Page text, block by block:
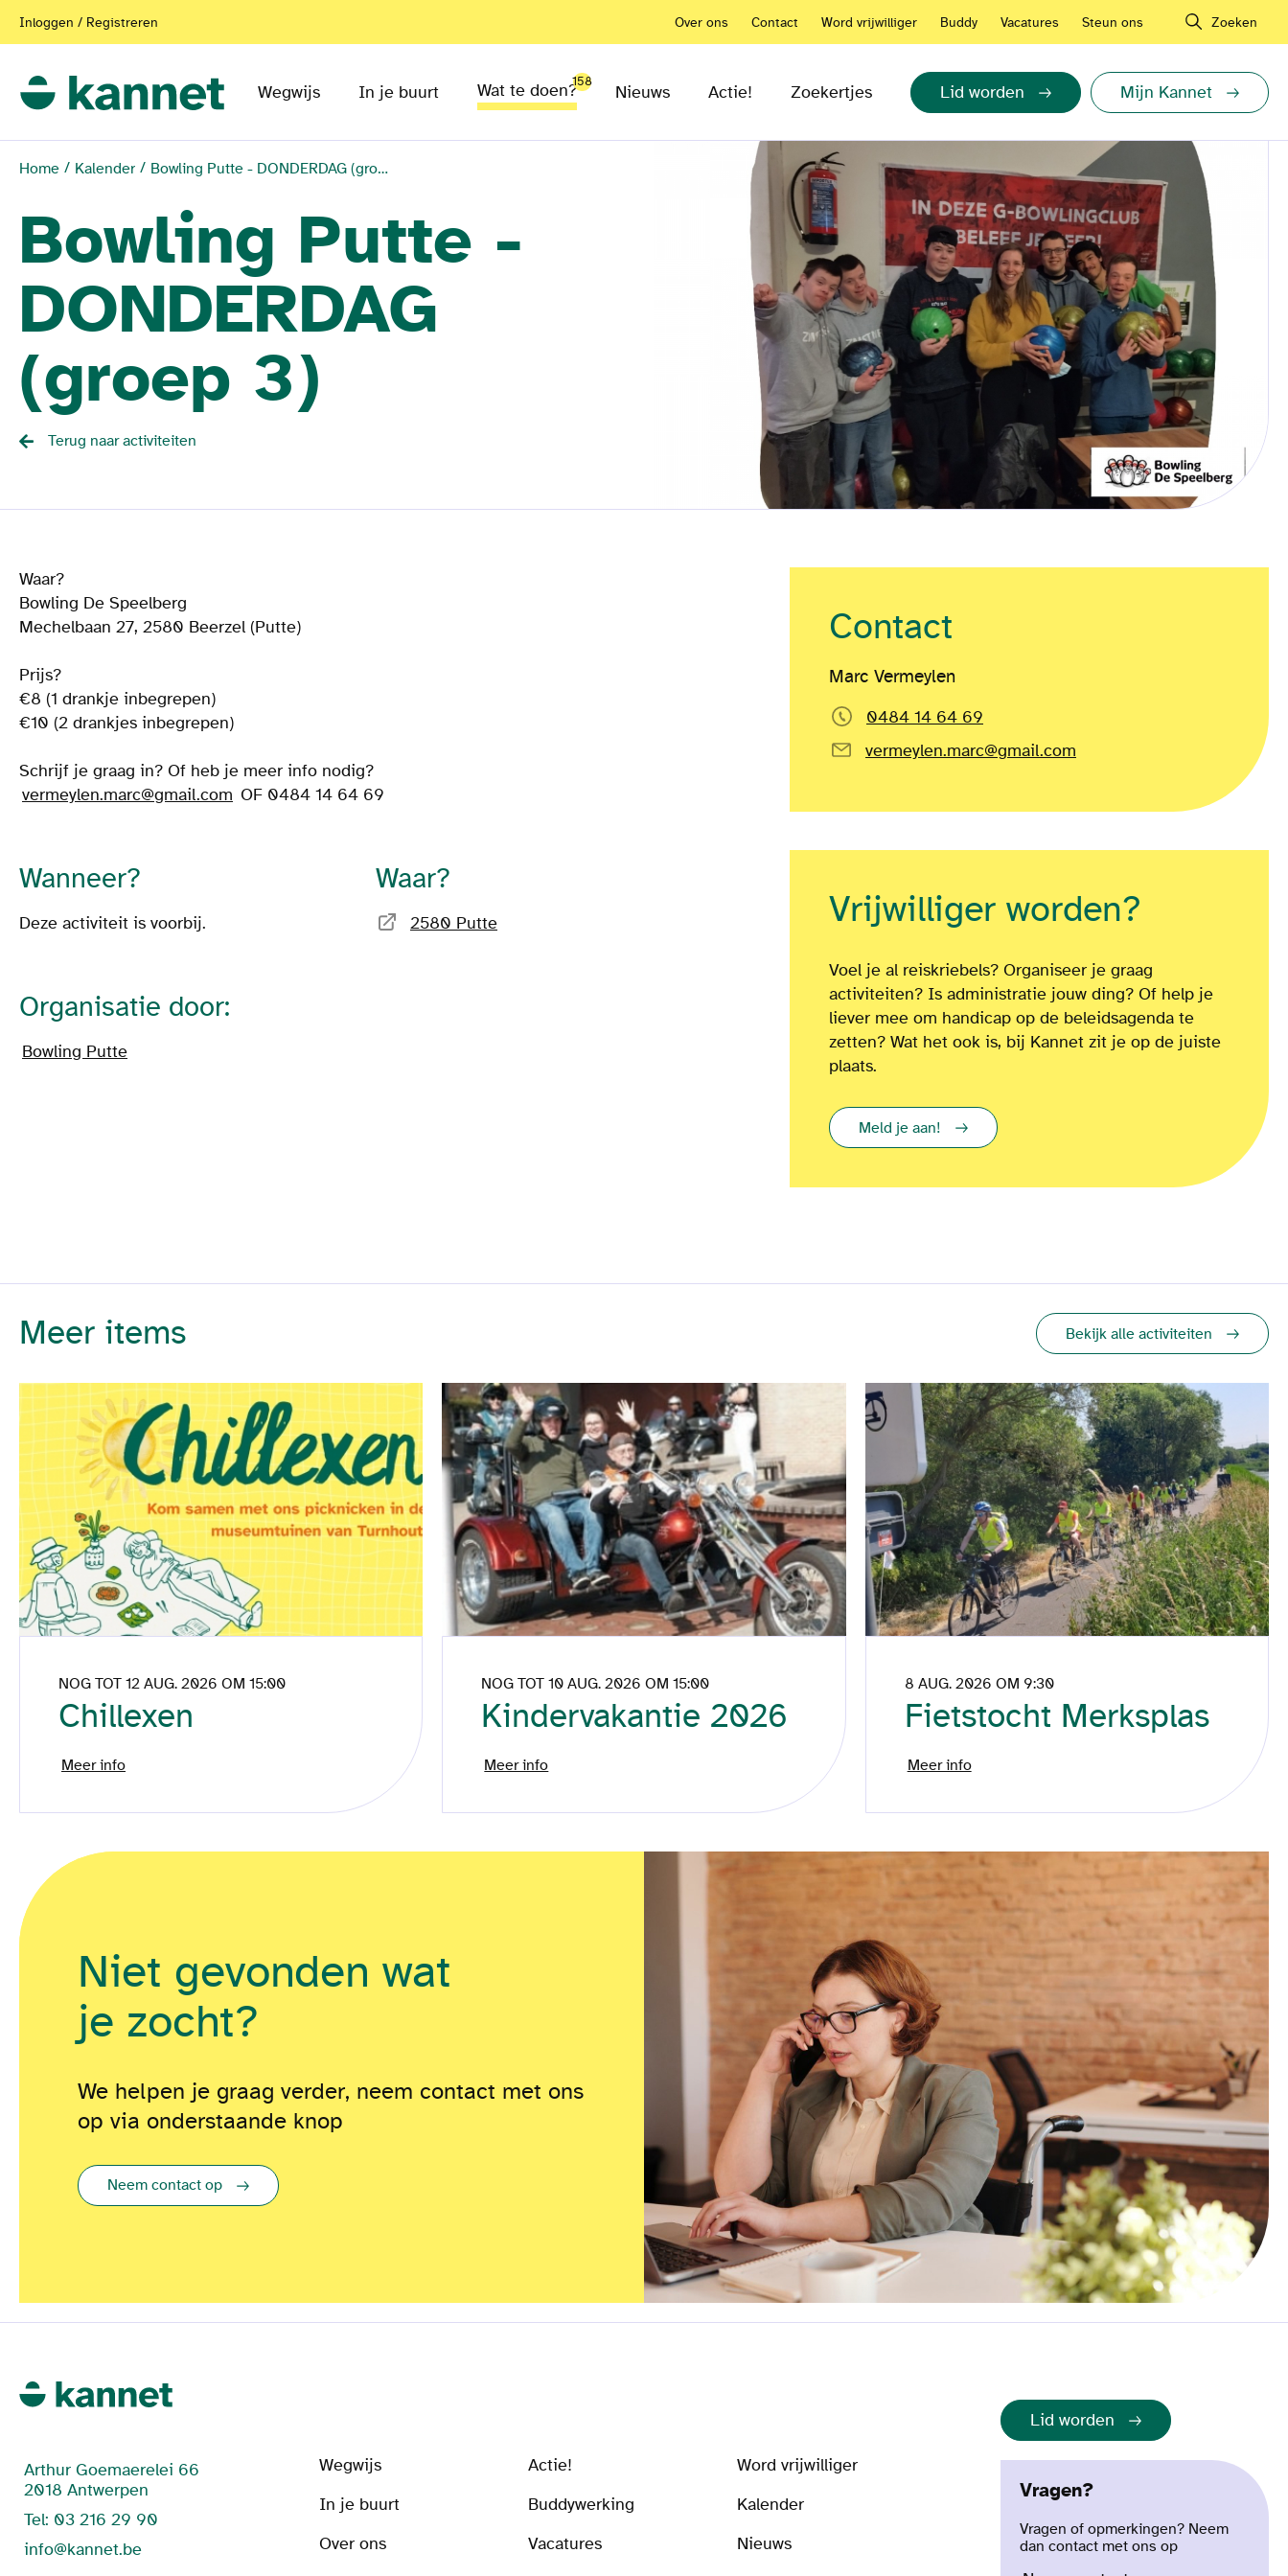
Inloggen / Registreren Over ons Contact Word vrijwilliger Buddy Vacatures Steun ons Zoeken
Wegwijs In je buurt Wat te doen?158
Nieuws Actie! Zoekertjes Lid worden Mijn Kannet
Home Kalender Bowling Putte - DONDERDAG (groep 3)
Bowling Putte -
DONDERDAG
(groep 3)
Terug naar activiteiten
Waar?
Bowling De Speelberg
Mechelbaan 27, 2580 Beerzel (Putte)
Prijs?
€8 (1 drankje inbegrepen)
€10 (2 drankjes inbegrepen)
Schrijf je graag in? Of heb je meer info nodig?
vermeylen.marc@gmail.com OF 0484 14 64 69
Wanneer?
Deze activiteit is voorbij.
Waar?
2580 Putte
Organisatie door:
Bowling Putte
Contact
Marc Vermeylen
0484 14 64 69
vermeylen.marc@gmail.com
Vrijwilliger worden?
Voel je al reiskriebels? Organiseer je graag
activiteiten? Is administratie jouw ding? Of help je
liever mee om handicap op de beleidsagenda te
zetten? Wat het ook is, bij Kannet zit je op de juiste
plaats.
Meld je aan!
Meer items Bekijk alle activiteiten
NOG TOT 12 AUG. 2026 OM 15:00
Chillexen
Meer info
NOG TOT 10 AUG. 2026 OM 15:00
Kindervakantie 2026
Meer info
8 AUG. 2026 OM 9:30
Fietstocht Merksplas
Meer info
Niet gevonden wat
je zocht?
We helpen je graag verder, neem contact met ons
op via onderstaande knop
Neem contact op
Arthur Goemaerelei 66
2018 Antwerpen
Tel: 03 216 29 90
info@kannet.be
Wegwijs Actie!
Word vrijwilliger
In je buurt
Buddywerking
Kalender
Over ons
Vacatures
Nieuws
Lid worden
Vragen?
Vragen of opmerkingen? Neem
dan contact met ons op